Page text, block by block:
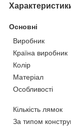
Основні
Виробник
Країна виробник
Колір
Матеріал
Особливості
Кількість лямок
За типом